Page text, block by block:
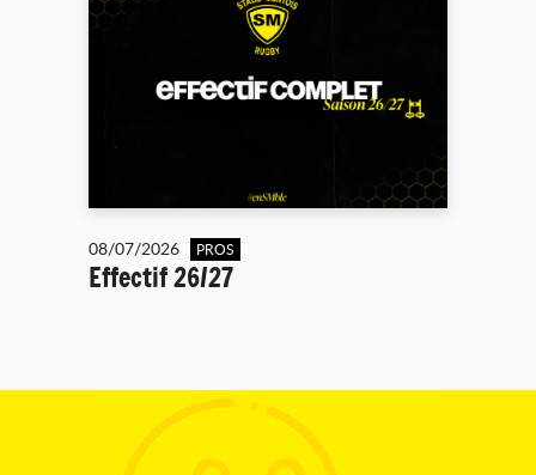
08/07/2026 PROS
Effectif 26/27